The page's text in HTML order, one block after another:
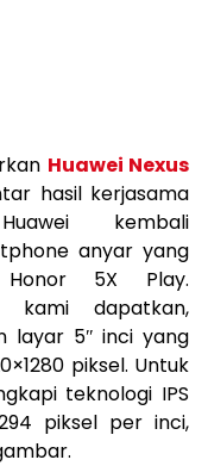
Huawei Nexus
hasil kerjasama
kembali
anyar yang
Honor 5X Play.
kami dapatkan,
layar 5″ inci yang
piksel. Untuk
teknologi IPS
piksel per inci,